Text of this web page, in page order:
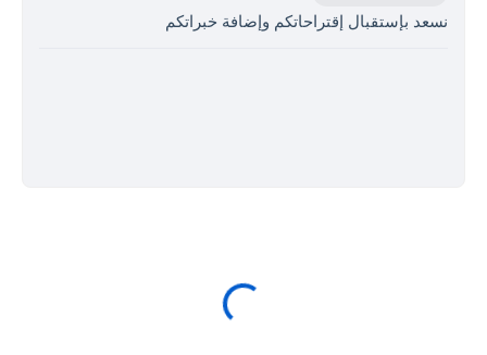
نسعد بإستقبال إقتراحاتكم وإضافة خبراتكم